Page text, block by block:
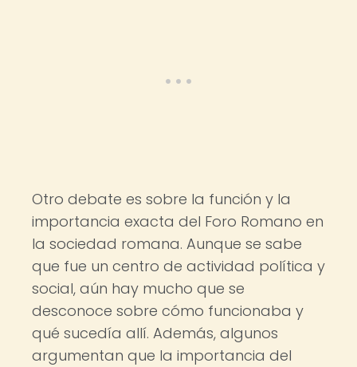
Otro debate es sobre la función y la
importancia exacta del Foro Romano en
la sociedad romana. Aunque se sabe
que fue un centro de actividad política y
social, aún hay mucho que se
desconoce sobre cómo funcionaba y
qué sucedía allí. Además, algunos
argumentan que la importancia del